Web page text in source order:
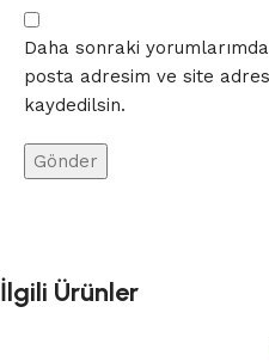
Daha sonraki
posta adresim ve site
kaydedilsin.
İlgili Ürünler